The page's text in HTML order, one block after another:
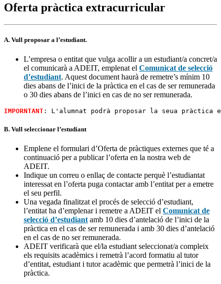
Oferta pràctica extracurricular
A. Vull proposar a l’estudiant.
L’empresa o entitat que vulga acollir a un estudiant/a concret/a
el comunicarà a ADEIT, emplenat el Comunicat de selecció
d’estudiant. Aquest document haurà de remetre’s mínim 10
dies abans de l’inici de la pràctica en el cas de ser remunerada
o 30 dies abans de l’inici en cas de no ser remunerada.
IMPORNTANT : L'alumnat podrà proposar la seua
B. Vull seleccionar l’estudiant
Emplene el formulari d’Oferta de pràctiques externes que té a
continuació per a publicar l’oferta en la nostra web de
ADEIT.
Indique un correu o enllaç de contacte perquè l’estudiantat
interessat en l’oferta puga contactar amb l’entitat per a emetre
el seu perfil.
Una vegada finalitzat el procés de selecció d’estudiant,
l’entitat ha d’emplenar i remetre a ADEIT el Comunicat de
selecció d’estudiant amb 10 dies d’antelació de l’inici de la
pràctica en el cas de ser remunerada i amb 30 dies d’antelació
en el cas de no ser remunerada.
ADEIT verificarà que el/la estudiant seleccionat/a compleix
els requisits acadèmics i remetrà l’acord formatiu al tutor
d’entitat, estudiant i tutor acadèmic que permetrà l’inici de la
pràctica.